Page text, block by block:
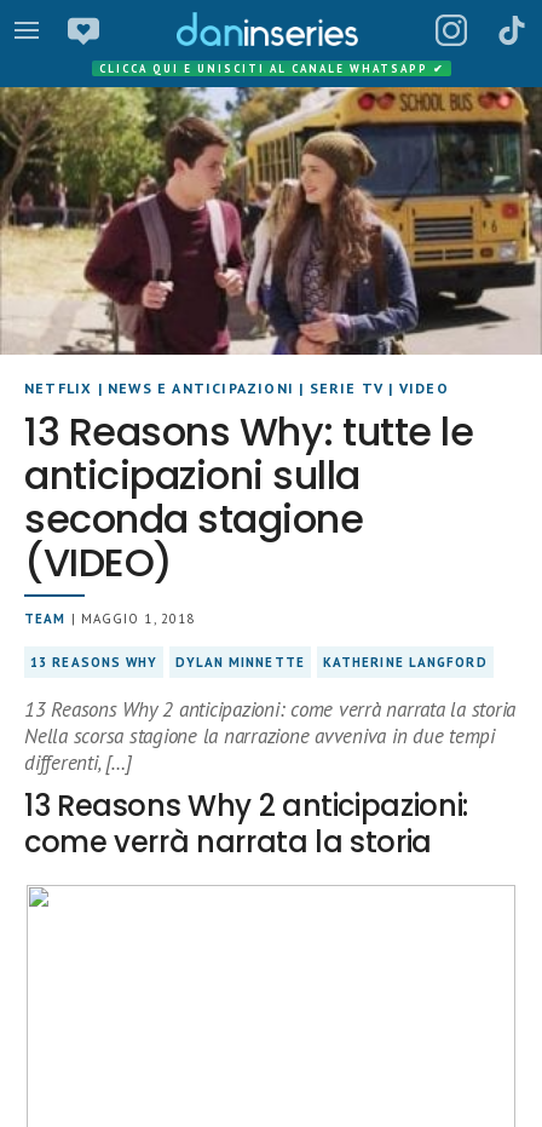
CLICCA QUI E UNISCITI AL CANALE WHATSAPP ✔
NETFLIX | NEWS E ANTICIPAZIONI | SERIE TV | VIDEO
13 Reasons Why: tutte le
anticipazioni sulla
seconda stagione
(VIDEO)
TEAM | MAGGIO 1, 2018
13 REASONS WHY DYLAN MINNETTE KATHERINE LANGFORD
13 Reasons Why 2 anticipazioni: come verrà narrata la storia
Nella scorsa stagione la narrazione avveniva in due tempi
differenti, […]
13 Reasons Why 2 anticipazioni:
come verrà narrata la storia